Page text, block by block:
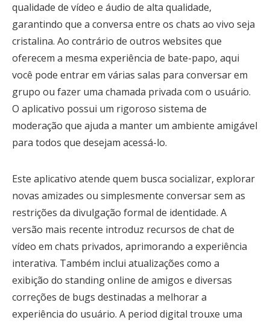
qualidade de vídeo e áudio de alta qualidade,
garantindo que a conversa entre os chats ao vivo seja
cristalina. Ao contrário de outros websites que
oferecem a mesma experiência de bate-papo, aqui
você pode entrar em várias salas para conversar em
grupo ou fazer uma chamada privada com o usuário.
O aplicativo possui um rigoroso sistema de
moderação que ajuda a manter um ambiente amigável
para todos que desejam acessá-lo.
Este aplicativo atende quem busca socializar, explorar
novas amizades ou simplesmente conversar sem as
restrições da divulgação formal de identidade. A
versão mais recente introduz recursos de chat de
vídeo em chats privados, aprimorando a experiência
interativa. Também inclui atualizações como a
exibição do standing online de amigos e diversas
correções de bugs destinadas a melhorar a
experiência do usuário. A period digital trouxe uma